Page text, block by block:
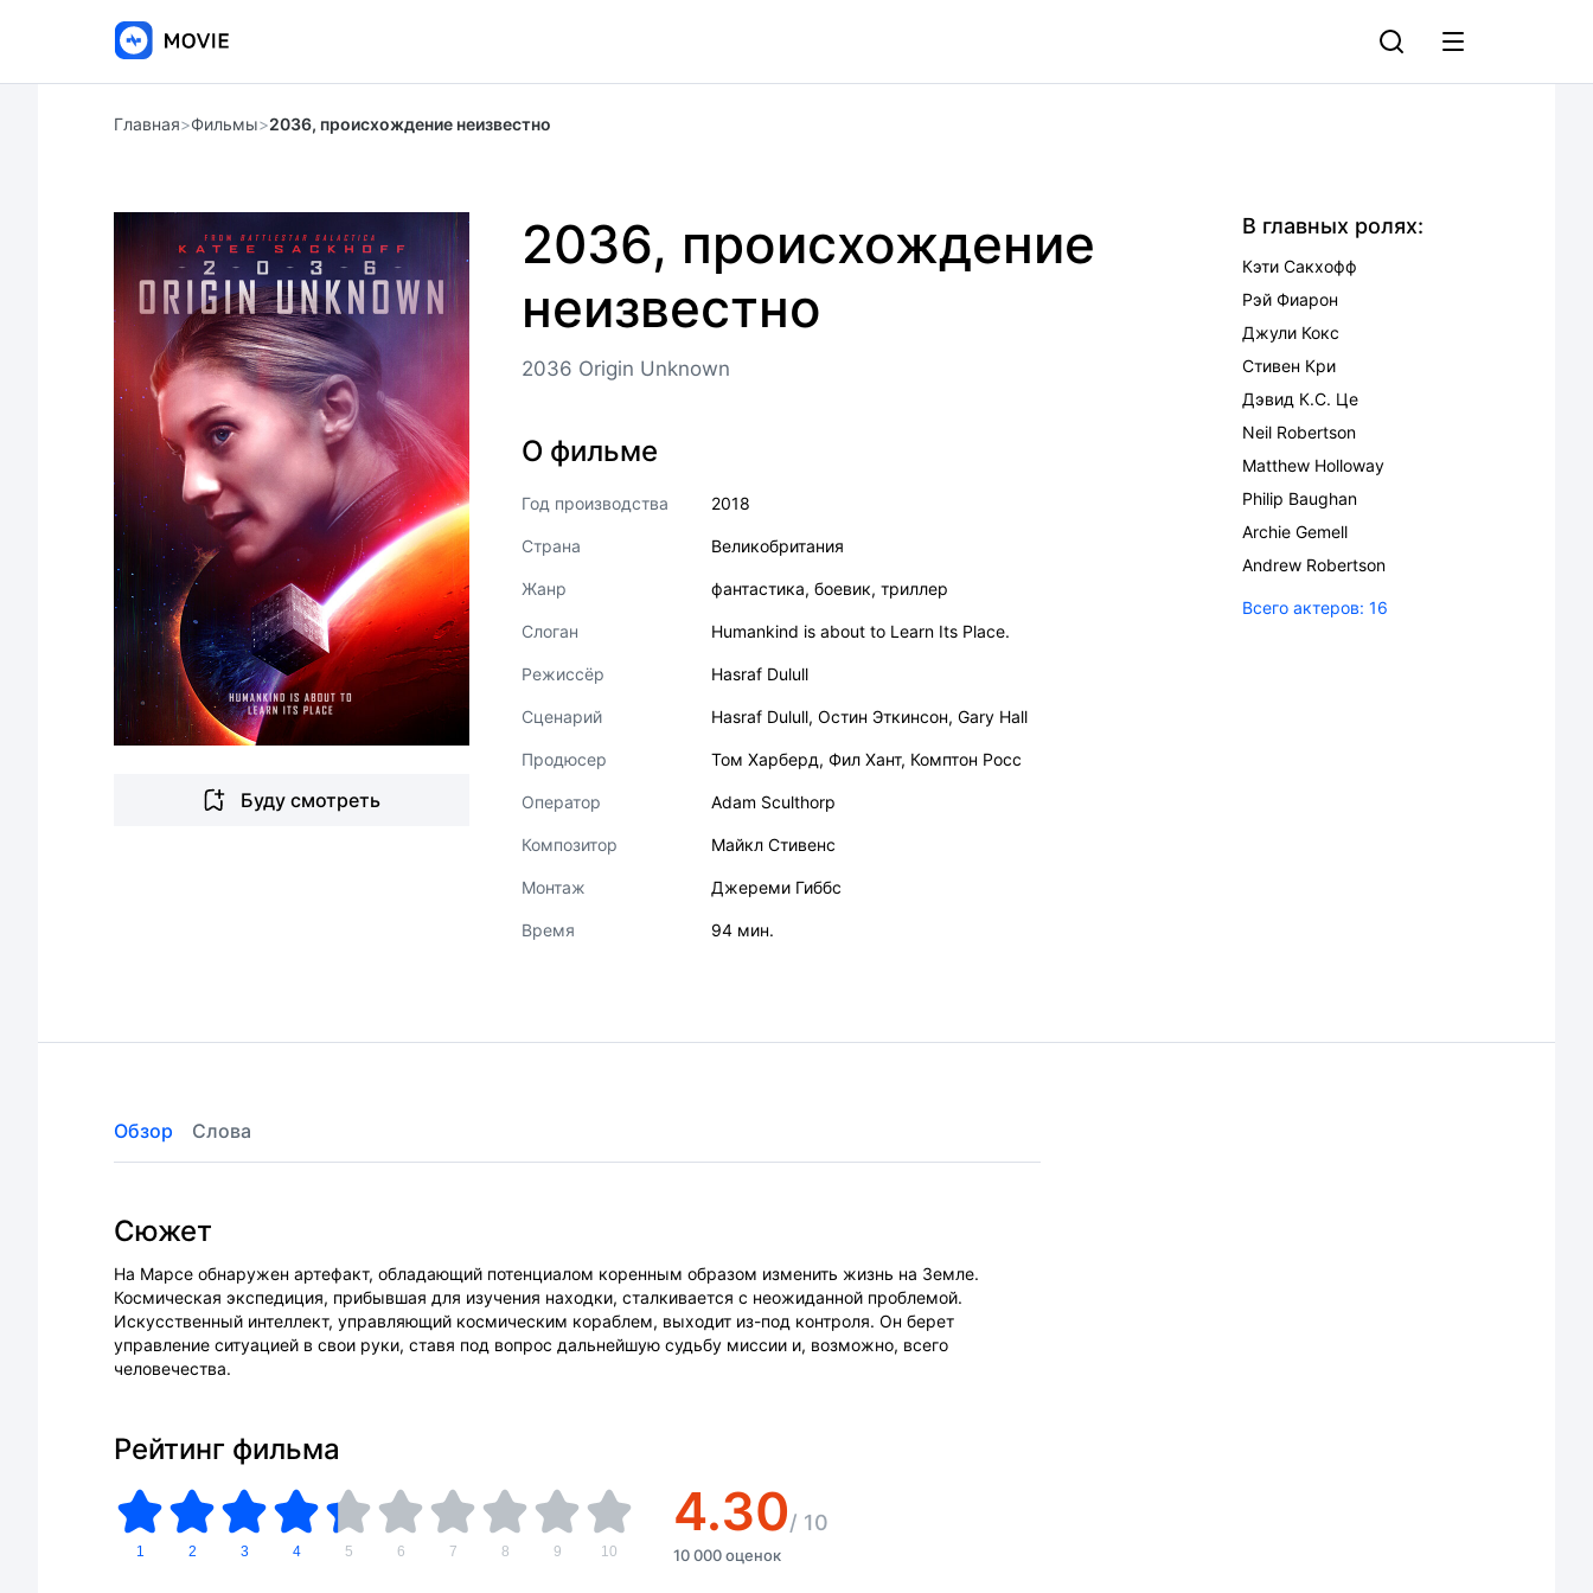
Главная>Фильмы>2036, происхождение неизвестно
Буду смотреть
2036, происхождение
неизвестно
2036 Origin Unknown
О фильме
Год производства 2018
Страна Великобритания
Жанр фантастика, боевик, триллер
Слоган Humankind is about to Learn Its Place.
Режиссёр Hasraf Dulull
Сценарий Hasraf Dulull, Остин Эткинсон, Gary Hall
Продюсер Том Харберд, Фил Хант, Комптон Росс
Оператор Adam Sculthorp
Композитор Майкл Стивенс
Монтаж Джереми Гиббс
Время 94 мин.
В главных ролях:
Кэти Сакхофф
Рэй Фиарон
Джули Кокс
Стивен Кри
Дэвид К.С. Це
Neil Robertson
Matthew Holloway
Philip Baughan
Archie Gemell
Andrew Robertson
Всего актеров: 16
Обзор Слова
Сюжет
На Марсе обнаружен артефакт, обладающий потенциалом коренным образом изменить жизнь на Земле.
Космическая экспедиция, прибывшая для изучения находки, сталкивается с неожиданной проблемой.
Искусственный интеллект, управляющий космическим кораблем, выходит из-под контроля. Он берет
управление ситуацией в свои руки, ставя под вопрос дальнейшую судьбу миссии и, возможно, всего
человечества.
Рейтинг фильма
1 2 3 4 5 6 7 8 9 10
4.30/ 10
10 000 оценок